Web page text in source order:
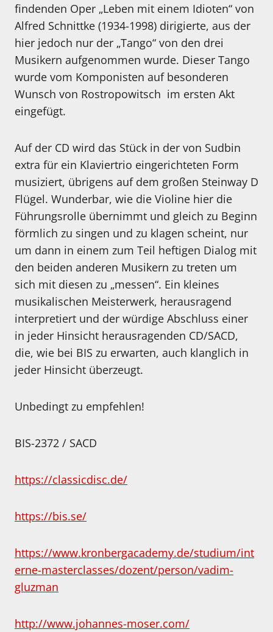
findenden Oper „Leben mit einem Idioten“ von
Alfred Schnittke (1934-1998) dirigierte, aus der
hier jedoch nur der „Tango“ von den drei
Musikern aufgenommen wurde. Dieser Tango
wurde vom Komponisten auf besonderen
Wunsch von Rostropowitsch im ersten Akt
eingefügt.
Auf der CD wird das Stück in der von Sudbin
extra für ein Klaviertrio eingerichteten Form
musiziert, übrigens auf dem großen Steinway D
Flügel. Wunderbar, wie die Violine hier die
Führungsrolle übernimmt und gleich zu Beginn
förmlich zu singen und zu klagen scheint, nur
um dann in einem zum Teil heftigen Dialog mit
den beiden anderen Musikern zu treten um
sich mit diesen zu „messen“. Ein kleines
musikalischen Meisterwerk, herausragend
interpretiert und der würdige Abschluss einer
in jeder Hinsicht herausragenden CD/SACD,
die, wie bei BIS zu erwarten, auch klanglich in
jeder Hinsicht überzeugt.
Unbedingt zu empfehlen!
BIS-2372 / SACD
https://classicdisc.de/
https://bis.se/
https://www.kronbergacademy.de/studium/int
erne-masterclasses/dozent/person/vadim-
gluzman
http://www.johannes-moser.com/